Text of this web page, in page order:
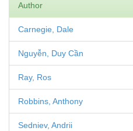
Author
Carnegie, Dale
Nguyễn, Duy Cần
Ray, Ros
Robbins, Anthony
Sedniev, Andrii